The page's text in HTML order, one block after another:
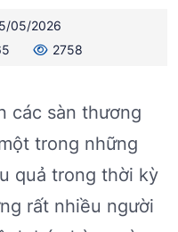
05/2026
2758
các sàn thương
trong những
quả trong thời kỳ
rất nhiều người